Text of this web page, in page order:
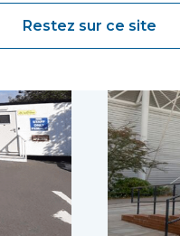
Restez sur ce site